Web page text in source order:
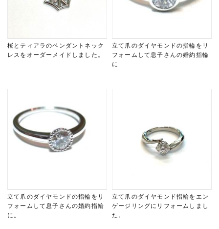
桜とティアラのペンダントネック
レスをオーダーメイドしました。
立て爪のダイヤモンドの指輪をリ
フォームして息子さんの婚約指輪
に
立て爪のダイヤモンドの指輪をリ
フォームして息子さんの婚約指輪
に。
立て爪のダイヤモンド指輪をエン
ゲージリングにリフォームしまし
た。